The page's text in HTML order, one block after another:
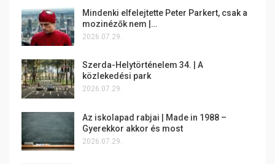
Mindenki elfelejtette Peter Parkert, csak a
mozinézők nem |…
2026.07.29.
Szerda-Helytörténelem 34. | A
közlekedési park
2026.07.29.
Az iskolapad rabjai | Made in 1988 –
Gyerekkor akkor és most
2026.07.29.